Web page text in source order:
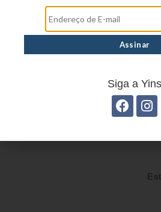
Estojo Juvenil YS27101
Siga a Yins